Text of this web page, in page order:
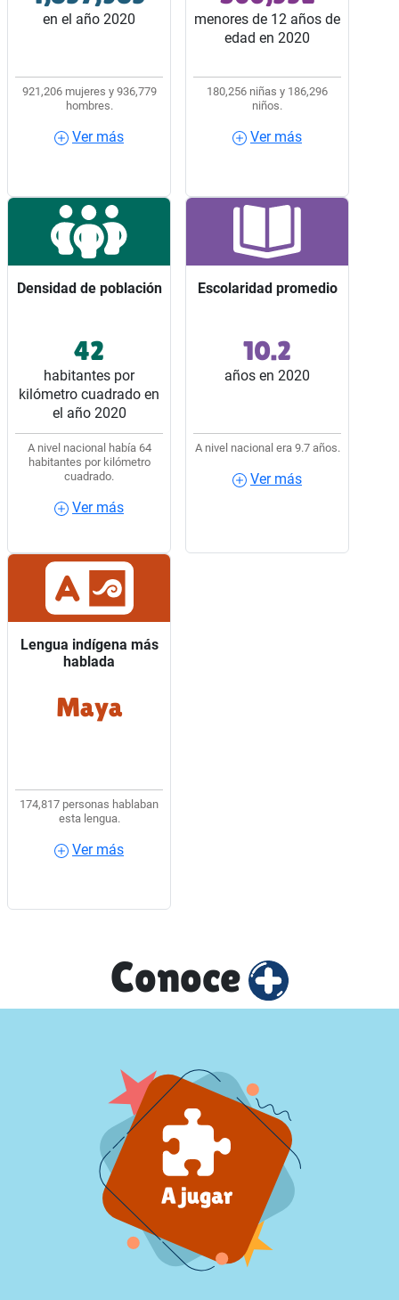
en el año 2020
921,206 mujeres y 936,779
hombres.
Ver más
los 32 estados del país.
Ver más
menores de 12 años de
edad en 2020
180,256 niñas y 186,296
niños.
Ver más
cada 10 habitantes del
estado.
Ver más
Densidad de población
42
habitantes por
kilómetro cuadrado en
el año 2020
A nivel nacional había 64
habitantes por kilómetro
cuadrado.
Ver más
Densidad de población
Ocupó el lugar 25 entre
los 32 estados del país.
Escolaridad promedio
10.2
años en 2020
A nivel nacional era 9.7 años.
Ver más
Escolaridad promedio
Ocupó el lugar 8 entre
los 32 estados del país.
Lengua indígena más
hablada
Maya
174,817 personas hablaban
esta lengua.
Ver más
Lengua indígena más
hablada
8 de cada 10 hablantes
de lengua indígena
Ver más
Conoce